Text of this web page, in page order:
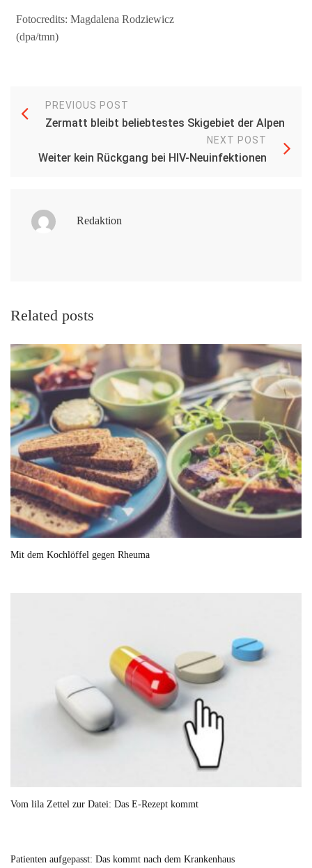
Fotocredits: Magdalena Rodziewicz
(dpa/tmn)
PREVIOUS POST
Zermatt bleibt beliebtestes Skigebiet der Alpen
NEXT POST
Weiter kein Rückgang bei HIV-Neuinfektionen
Redaktion
Related posts
Mit dem Kochlöffel gegen Rheuma
Vom lila Zettel zur Datei: Das E-Rezept kommt
Patienten aufgepasst: Das kommt nach dem Krankenhaus